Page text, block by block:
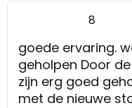
8
goede ervaring.
geholpen Door
zijn erg goed
met de nieuwe